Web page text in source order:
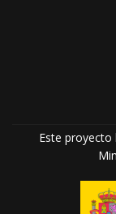
Este proyecto